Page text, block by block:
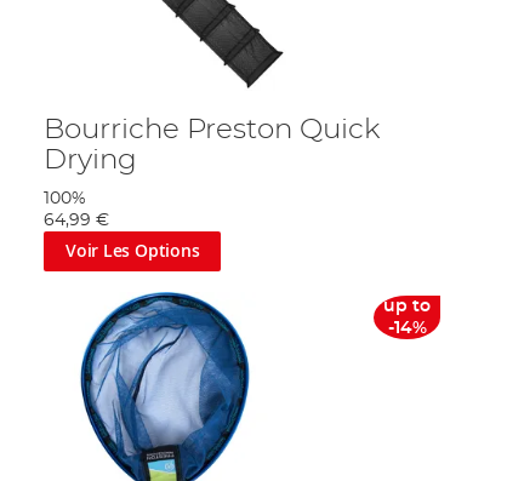
Bourriche Preston Quick
Drying
100%
64,99 €
Voir Les Options
up to
-14%